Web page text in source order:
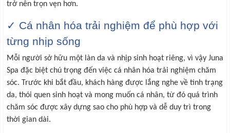
trở nên trọn vẹn hơn.
✓ Cá nhân hóa trải nghiệm để phù hợp với
từng nhịp sống
Mỗi người sở hữu một làn da và nhịp sinh hoạt riêng, vì vậy Juna
Spa đặc biệt chú trọng đến việc cá nhân hóa trải nghiệm chăm
sóc. Trước khi bắt đầu, khách hàng được lắng nghe về tình trạng
da, thói quen sinh hoạt và mong muốn cá nhân, từ đó quá trình
chăm sóc được xây dựng sao cho phù hợp và dễ duy trì trong
thời gian dài.